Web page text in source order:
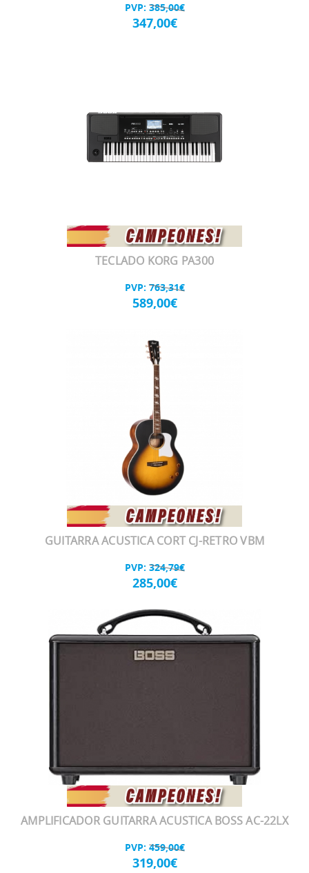
PVP: 385,00€
347,00€
TECLADO KORG PA300
PVP: 763,31€
589,00€
GUITARRA ACUSTICA CORT CJ-RETRO VBM
PVP: 324,79€
285,00€
AMPLIFICADOR GUITARRA ACUSTICA BOSS AC-22LX
PVP: 459,00€
319,00€